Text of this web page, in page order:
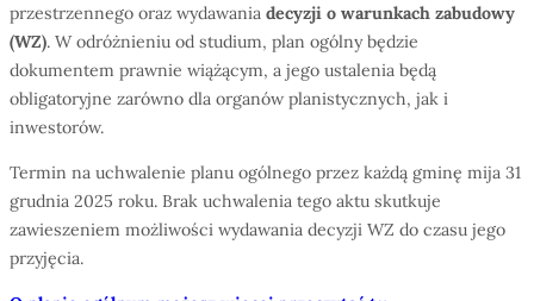
przestrzennego oraz wydawania decyzji o warunkach zabudowy
(WZ). W odróżnieniu od studium, plan ogólny będzie
dokumentem prawnie wiążącym, a jego ustalenia będą
obligatoryjne zarówno dla organów planistycznych, jak i
inwestorów.
Termin na uchwalenie planu ogólnego przez każdą gminę mija 31
grudnia 2025 roku. Brak uchwalenia tego aktu skutkuje
zawieszeniem możliwości wydawania decyzji WZ do czasu jego
przyjęcia.